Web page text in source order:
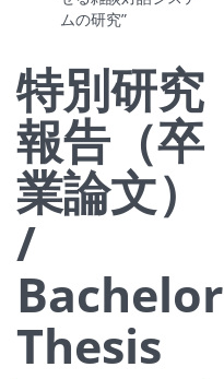
ムの研究”
特別研究
報告（卒
業論文）
/
Bachelor
Thesis